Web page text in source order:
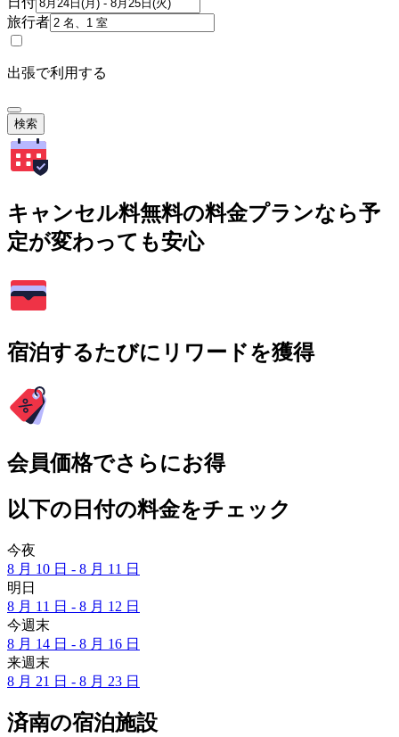
旅行者
出張で利用する
検索
キャンセル料無料の料金プランなら予
定が変わっても安心
宿泊するたびにリワードを獲得
会員価格でさらにお得
以下の日付の料金をチェック
今夜
8 月 10 日 - 8 月 11 日
明日
8 月 11 日 - 8 月 12 日
今週末
8 月 14 日 - 8 月 16 日
来週末
8 月 21 日 - 8 月 23 日
済南の宿泊施設